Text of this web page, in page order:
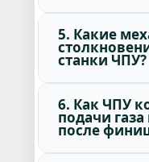
5. Какие
станки ЧПУ?
6. Как ЧПУ
подачи
после